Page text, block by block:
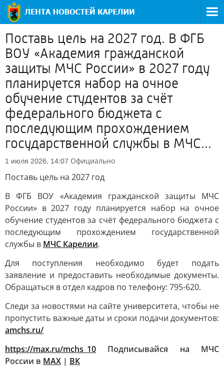
Поставь цель на 2027 год. В ФГБ
ВОУ «Академия гражданской
защиты МЧС России» в 2027 году
планируется набор на очное
обучение студентов за счёт
федерального бюджета с
последующим прохождением
государственной службы в МЧС...
1 июля 2026, 14:07 Официально
Поставь цель на 2027 год
В ФГБ ВОУ «Академия гражданской защиты МЧС
России» в 2027 году планируется набор на очное
обучение студентов за счёт федерального бюджета с
последующим прохождением государственной
службы в МЧС Карелии.
Для поступления необходимо будет подать
заявление и предоставить необходимые документы.
Обращаться в отдел кадров по телефону: 795-620.
Следи за новостями на сайте университета, чтобы не
пропустить важные даты и сроки подачи документов:
amchs.ru/
https://max.ru/mchs_10 Подписывайся на МЧС
России в MAX | ВК